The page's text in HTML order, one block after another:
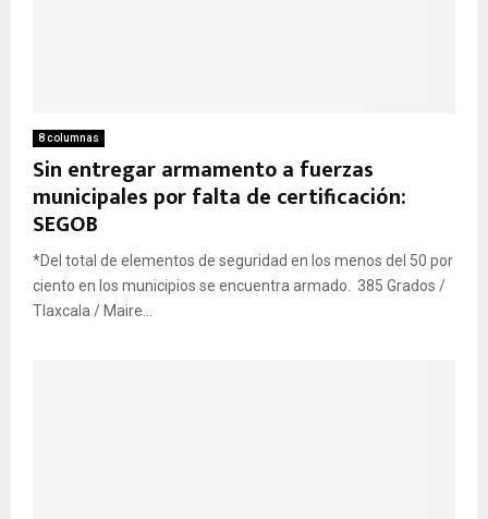
8 columnas
Sin entregar armamento a fuerzas
municipales por falta de certificación:
SEGOB
*Del total de elementos de seguridad en los menos del 50 por
ciento en los municipios se encuentra armado. 385 Grados /
Tlaxcala / Maire...